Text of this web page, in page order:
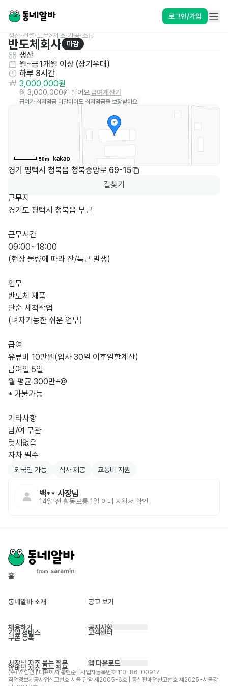
로그인/가입
생산·건설·노무>제조·가공·조립
반도체회사 마감
생산
월~금1개월 이상 (장기우대)
하루 8시간
3,000,000원
월 3,000,000원 벌어요급여계산기
급여가 최저임금 미달이어도 최저임금을 보장받아요
50m
경기 평택시 청북읍 청북중앙로 69-15
길찾기
근무지
경기도 평택시 청북읍 부근
근무시간
09:00~18:00
(현장 물량에 따라 잔/특근 발생)
업무
반도체 제품
단순 세척작업
(녀자가능한 쉬운 업무)
급여
유류비 10만원(입사 30일 이후일할계산)
급여일 5일
월 평균 300만+@
* 가불가능
기타사항
남/여 무관
텃세없음
자차 필수
외국인 가능 식사 제공 교통비 지원
백** 사장님
14일 전 활동보통 1일 이내 지원서 확인
홈
동네알바 소개 공고 보기
채용하기
기업 서비스
쿠폰 등록
공지사항
고객센터
사장님 자주 묻는 질문
알바님 자주 묻는 질문
앱 다운로드
(주) 사람인 | 대표이사 황현순 | 사업자등록번호 113-86-00917
직업정보제공사업신고번호 서울 관악 제2005-6호 | 통신판매업신고번호 제2025-서울강